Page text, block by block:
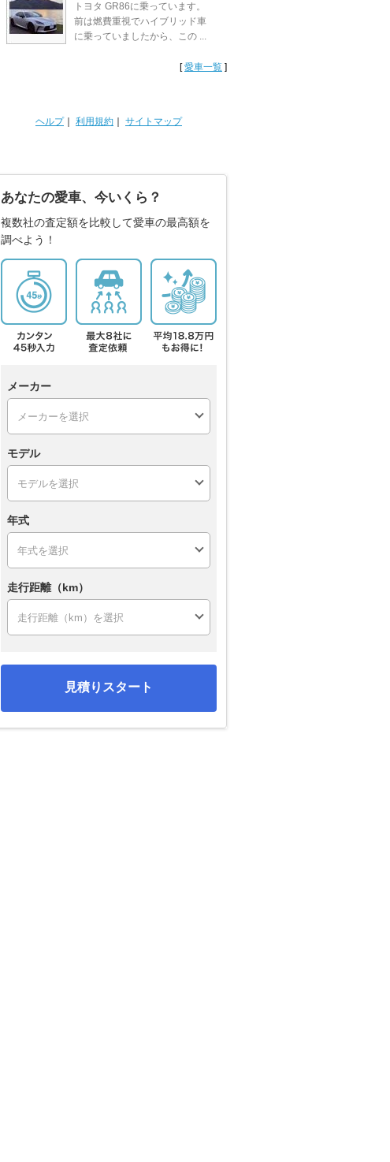
トヨタ GR86に乗っています。
前は燃費重視でハイブリッド車
に乗っていましたから、この ...
[愛車一覧 ]
ヘルプ｜ 利用規約 サイトマップ
あなたの愛車、今いくら？
複数社の査定額を比較して愛車の最高額を
調べよう！
メーカー
モデル
年式
走行距離（km）
見積りスタート